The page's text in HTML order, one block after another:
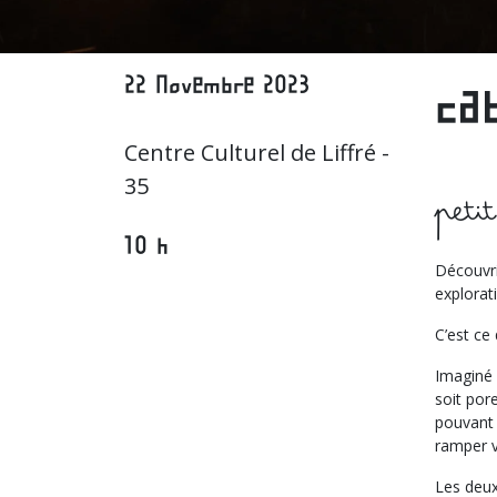
22 Novembre 2023
Centre Culturel de Liffré -
35
10 h
petit
C’est
soit
pouvant
ramper
Les